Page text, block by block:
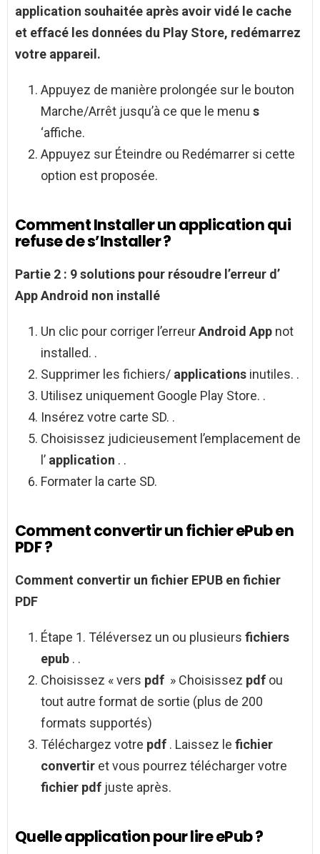
application souhaitée après avoir vidé le cache
et effacé les données du Play Store, redémarrez
votre appareil.
Appuyez de manière prolongée sur le bouton
Marche/Arrêt jusqu’à ce que le menu s
‘affiche.
Appuyez sur Éteindre ou Redémarrer si cette
option est proposée.
Comment Installer un application qui
refuse de s’Installer ?
Partie 2 : 9 solutions pour résoudre l’erreur d’
App Android non installé
Un clic pour corriger l’erreurAndroid App not
installed. .
Supprimer les fichiers/ applications inutiles. .
Utilisez uniquement Google Play Store. .
Insérez votre carte SD. .
Choisissez judicieusement l’emplacement de
l’ application . .
Formater la carte SD.
Comment convertir un fichier ePub en
PDF ?
Comment convertir un fichier EPUB en fichier
PDF
Étape 1. Téléversez un ou plusieurs fichiers
epub . .
Choisissez « vers pdf » Choisissez pdf ou
tout autre format de sortie (plus de 200
formats supportés)
Téléchargez votre pdf . Laissez le fichier
convertir et vous pourrez télécharger votre
fichier pdf juste après.
Quelle application pour lire ePub ?